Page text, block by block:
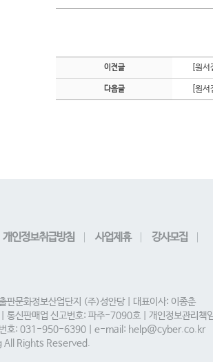
이전글 [원
다음글 [원
개인정보취급방침 사업제휴 강사모집
문화정보산업단지 (주)성안당 | 대표이사: 이종춘
신판매업 신고번호: 파주-7090호 | 개인정보관리책
호: 031-950-6390 | e-mail: help@cyber.co.kr
Rights Reserved.